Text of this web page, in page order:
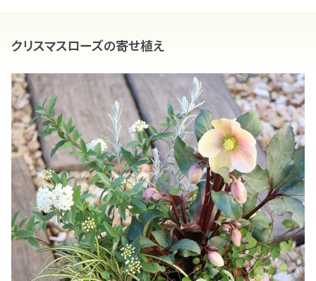
クリスマスローズの寄せ植え